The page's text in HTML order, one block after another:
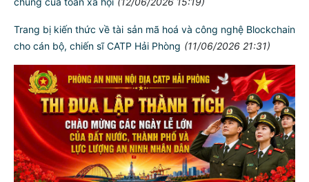
Lễ phát động bảo vệ môi trường và đa dạng sinh học năm
2026: Lan tỏa thông điệp bảo vệ môi trường là trách nhiệm